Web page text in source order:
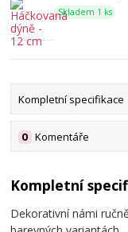
Skladem 1 ks
Kompletní specifikace
Komentáře
0
Kompletní
Dekorativní námi